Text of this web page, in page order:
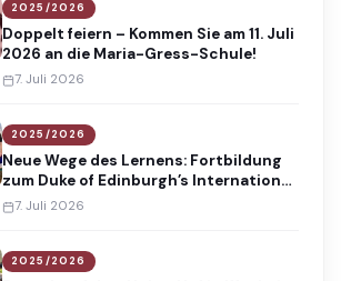
2025/2026
Doppelt feiern – Kommen Sie am 11. Juli
2026 an die Maria-Gress-Schule!
7. Juli 2026
2025/2026
Neue Wege des Lernens: Fortbildung
zum Duke of Edinburgh’s International
Award
7. Juli 2026
2025/2026